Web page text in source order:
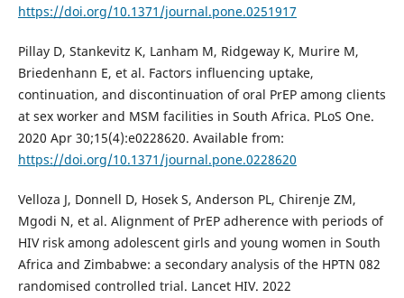
https://doi.org/10.1371/journal.pone.0251917
Pillay D, Stankevitz K, Lanham M, Ridgeway K, Murire M,
Briedenhann E, et al. Factors influencing uptake,
continuation, and discontinuation of oral PrEP among clients
at sex worker and MSM facilities in South Africa. PLoS One.
2020 Apr 30;15(4):e0228620. Available from:
https://doi.org/10.1371/journal.pone.0228620
Velloza J, Donnell D, Hosek S, Anderson PL, Chirenje ZM,
Mgodi N, et al. Alignment of PrEP adherence with periods of
HIV risk among adolescent girls and young women in South
Africa and Zimbabwe: a secondary analysis of the HPTN 082
randomised controlled trial. Lancet HIV. 2022